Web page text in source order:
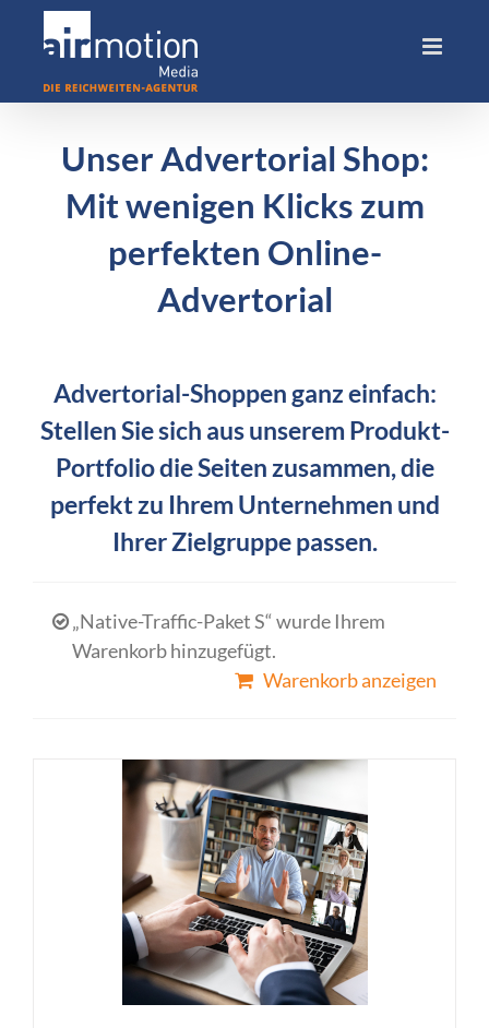
Unser Advertorial Shop:
Mit wenigen Klicks zum
perfekten Online-
Advertorial
Advertorial-Shoppen ganz einfach:
Stellen Sie sich aus unserem Produkt-
Portfolio die Seiten zusammen, die
perfekt zu Ihrem Unternehmen und
Ihrer Zielgruppe passen.
„Native-Traffic-Paket S“ wurde Ihrem
Warenkorb hinzugefügt.
Warenkorb anzeigen